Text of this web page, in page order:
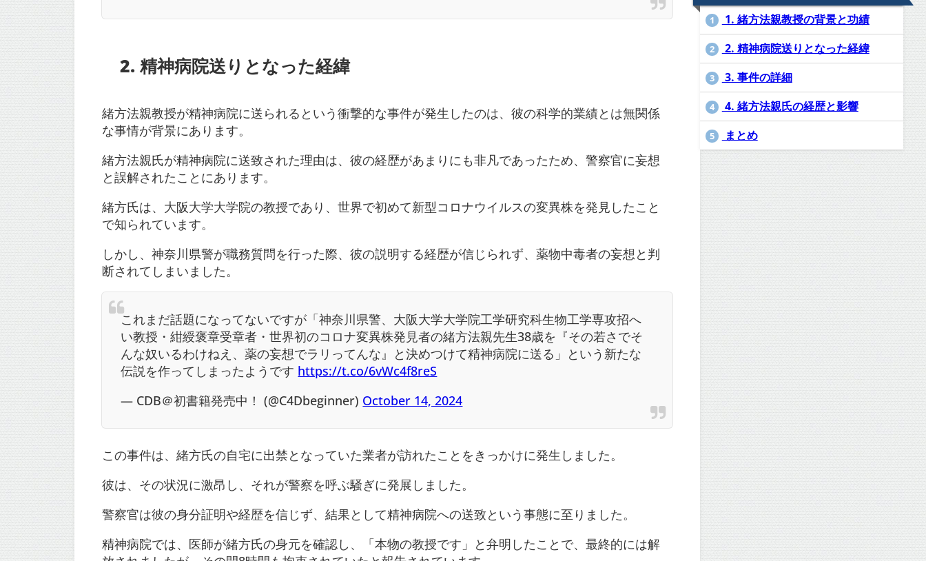
2. 精神病院送りとなった経緯
緒方法親教授が精神病院に送られるという衝撃的な事件が発生したのは、彼の科学的業績とは無関係
な事情が背景にあります。
緒方法親氏が精神病院に送致された理由は、彼の経歴があまりにも非凡であったため、警察官に妄想
と誤解されたことにあります。
緒方氏は、大阪大学大学院の教授であり、世界で初めて新型コロナウイルスの変異株を発見したこと
で知られています。
しかし、神奈川県警が職務質問を行った際、彼の説明する経歴が信じられず、薬物中毒者の妄想と判
断されてしまいました。
これまだ話題になってないですが「神奈川県警、大阪大学大学院工学研究科生物工学専攻招へ
い教授・紺綬褒章受章者・世界初のコロナ変異株発見者の緒方法親先生38歳を『その若さでそ
んな奴いるわけねえ、薬の妄想でラリってんな』と決めつけて精神病院に送る」という新たな
伝説を作ってしまったようです https://t.co/6vWc4f8reS
— CDB＠初書籍発売中！ (@C4Dbeginner) October 14, 2024
この事件は、緒方氏の自宅に出禁となっていた業者が訪れたことをきっかけに発生しました。
彼は、その状況に激昂し、それが警察を呼ぶ騒ぎに発展しました。
警察官は彼の身分証明や経歴を信じず、結果として精神病院への送致という事態に至りました。
精神病院では、医師が緒方氏の身元を確認し、「本物の教授です」と弁明したことで、最終的には解
1 1. 緒方法親教授の背景と功績
2 2. 精神病院送りとなった経緯
3 3. 事件の詳細
4 4. 緒方法親氏の経歴と影響
5 まとめ